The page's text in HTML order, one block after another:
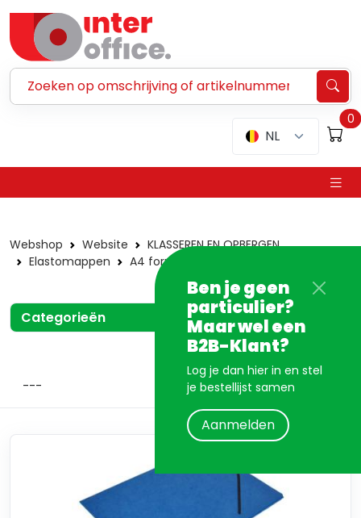
NL
0
Ben je geen
particulier?
Maar wel een
B2B-Klant?
Log je dan hier in en stel
je bestellijst samen
Aanmelden
Webshop Website
KLASSEREN EN OPBERGEN
Elastomappen
A4 formaat
Categorieën